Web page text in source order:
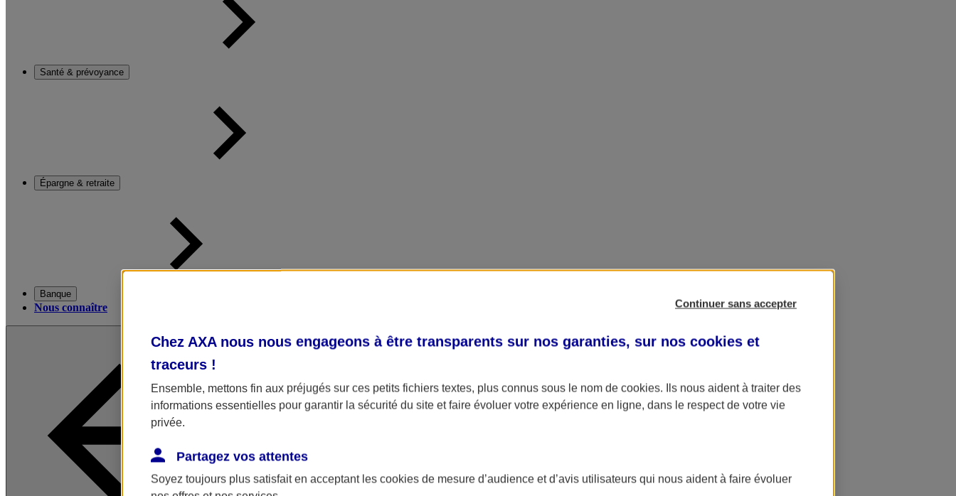
Santé & prévoyance
Épargne & retraite
Banque
Nous connaître Continuer sans accepter
Chez AXA nous nous engageons à être transparents sur nos garanties, sur nos cookies et
traceurs !
Ensemble, mettons fin aux préjugés sur ces petits fichiers textes, plus connus sous le nom de cookies. Ils nous aident à traiter des
informations essentielles pour garantir la sécurité du site et faire évoluer votre expérience en ligne, dans le respect de votre vie
privée.
Partagez vos attentes
Soyez toujours plus satisfait en acceptant les cookies de mesure d’audience et d’avis utilisateurs qui nous aident à faire évoluer